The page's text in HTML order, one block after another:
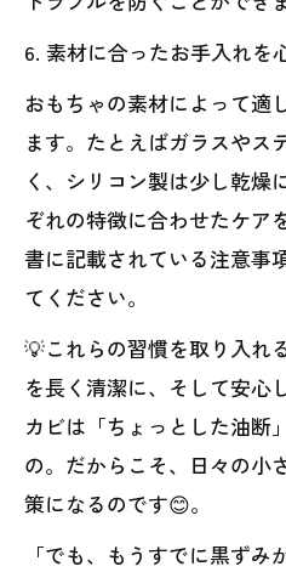
6. 素材に合ったお手入れを
おもちゃの素材によって適
ます。たとえばガラスやス
く、シリコン製は少し乾燥
ぞれの特徴に合わせたケア
書に記載されている注意事
てください。
💡これらの習慣を取り入れ
を長く清潔に、そして安心
カビは「ちょっとした油断
の。だからこそ、日々の小
策になるのです😊。
「でも、もうすでに黒ず